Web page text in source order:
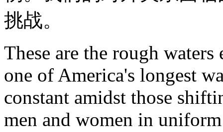
挑战。
These are the rough
one of America's longest
constant amidst those
men and women in